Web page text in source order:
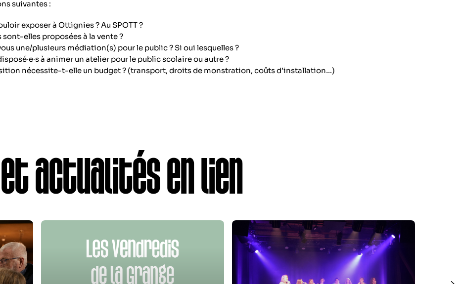
suivantes :
exposer à Ottignies ? Au SPOTT ?
elles proposées à la vente ?
une/plusieurs médiation(s) pour le public ? Si oui lesquelles ?
à animer un atelier pour le public scolaire ou autre ?
nécessite-t-elle un budget ? (transport, droits de monstration, coûts d’installation…)
et actualités en lien